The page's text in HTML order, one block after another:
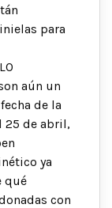
para
aún un
de la
25 de abril,
ya
qué
con